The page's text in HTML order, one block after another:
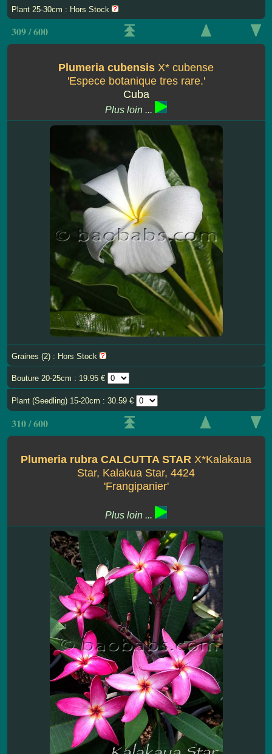
Plant 25-30cm : Hors Stock
309 / 600
Plumeria cubensis X* cubense
'Espece botanique tres rare.'
Cuba
Plus loin ...
Graines (2) : Hors Stock
Bouture 20-25cm : 19.95 €
Plant (Seedling) 15-20cm : 30.59 €
310 / 600
Plumeria rubra CALCUTTA STAR X*Kalakaua
Star, Kalakua Star, 4424
'Frangipanier'
Plus loin ...